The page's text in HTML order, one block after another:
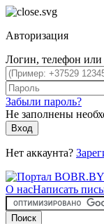
Авторизация
Логин, телефон или
Забыли пароль?
Не заполнены
Вход
Нет аккаунта?
О насНаписать
Поиск